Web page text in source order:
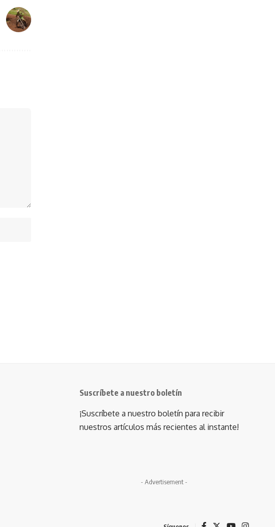
Suscríbete a nuestro boletín
¡Suscríbete a nuestro boletín para recibir
nuestros artículos más recientes al instante!
- Advertisement -